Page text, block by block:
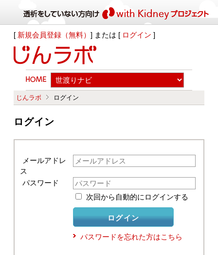
[ 新規会員登録（無料）] または [ ログイン ]
じんラボ ログイン
ログイン
メールアドレ
ス
パスワード
次回から自動的にログインする
パスワードを忘れた方はこちら